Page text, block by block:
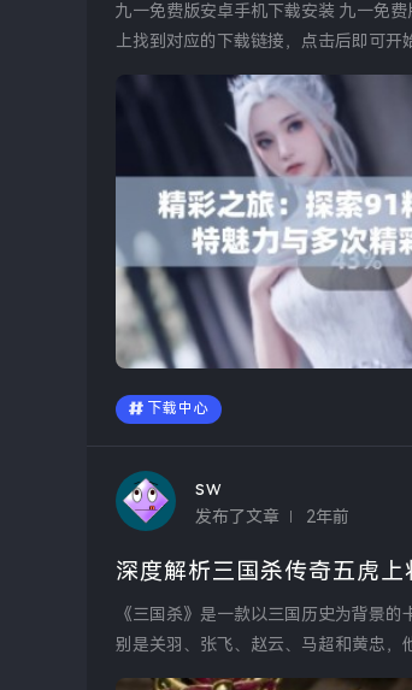
九一免费版安卓手机下载安装 九一免费版是一款广受欢迎的安卓应用，其下载安装过程相对简单。用户只需在官方网站
上找到对应的下载链接，点击后即可开
下载中心
sw
发布了文章 2年前
深度解析三国杀传奇五虎
《三国杀》是一款以三国历史为背景
别是关羽、张飞、赵云、马超和黄忠，
合策略与战斗技巧...